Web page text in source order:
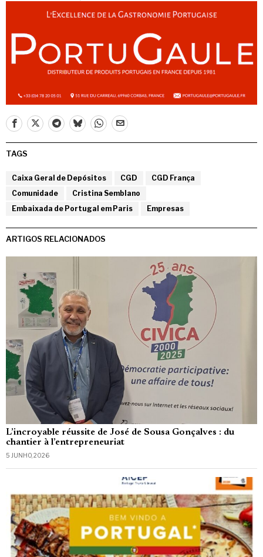
TAGS
Caixa Geral de Depósitos CGD
CGD França
Comunidade
Cristina Semblano
Embaixada de Portugal em Paris
Empresas
ARTIGOS RELACIONADOS
L’incroyable réussite de José de Sousa Gonçalves : du
chantier à l’entrepreneuriat
5 JUNHO, 2026